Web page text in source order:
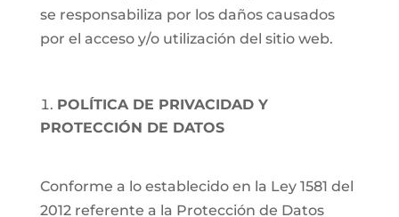
se responsabiliza por los daños causados
por el acceso y/o utilización del sitio web.
POLÍTICA DE PRIVACIDAD Y
PROTECCIÓN DE DATOS
Conforme a lo establecido en la Ley 1581 del
2012 referente a la Protección de Datos